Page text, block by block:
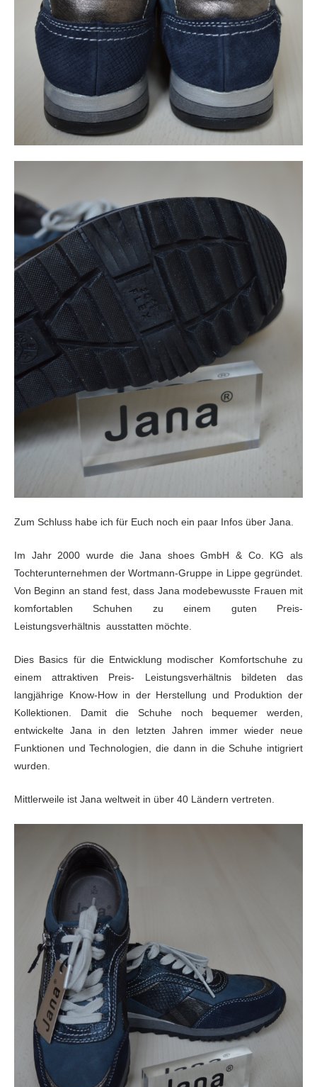
Zum Schluss habe ich für Euch noch ein paar Infos über Jana.
Im Jahr 2000 wurde die Jana shoes GmbH & Co. KG als
Tochterunternehmen der Wortmann-Gruppe in Lippe gegründet.
Von Beginn an stand fest, dass Jana modebewusste Frauen mit
komfortablen Schuhen zu einem guten Preis-
Leistungsverhältnis ausstatten möchte.
Dies Basics für die Entwicklung modischer Komfortschuhe zu
einem attraktiven Preis- Leistungsverhältnis bildeten das
langjährige Know-How in der Herstellung und Produktion der
Kollektionen. Damit die Schuhe noch bequemer werden,
entwickelte Jana in den letzten Jahren immer wieder neue
Funktionen und Technologien, die dann in die Schuhe intigriert
wurden.
Mittlerweile ist Jana weltweit in über 40 Ländern vertreten.